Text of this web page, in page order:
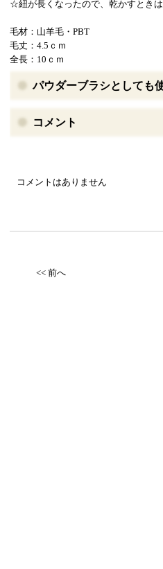
☆紐が長くなったので、乾かすときは
毛材：山羊毛・PBT
毛丈：4.5ｃｍ
全長：10ｃｍ
パウダーブラシとしても
コメント
コメントはありません
<< 前へ